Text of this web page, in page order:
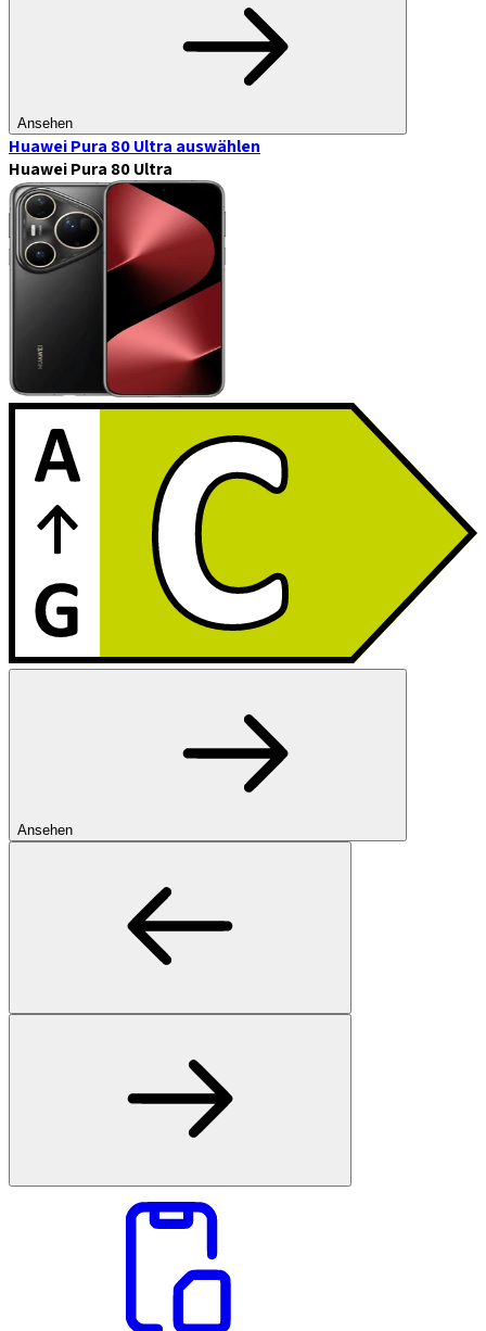
Ansehen
Huawei Pura 80 Ultra auswählen
Huawei Pura 80 Ultra
Ansehen